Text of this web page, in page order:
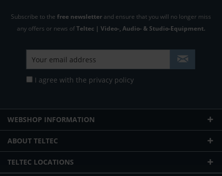
Subscribe to the free newsletter and ensure that you will no longer miss
any offers or news ofTeltec | Video-, Audio- & Studio-Equipment.
I agree with the privacy policy
WEBSHOP INFORMATION
ABOUT TELTEC
TELTEC LOCATIONS